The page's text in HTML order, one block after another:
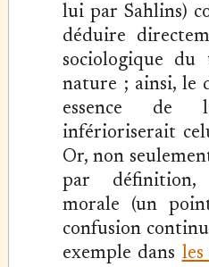
lui par Sahlins)
déduire
sociologique
nature ; ainsi, le
essence
inférioriserait
Or, non
par définition,
morale (un
confusion
exemple dans